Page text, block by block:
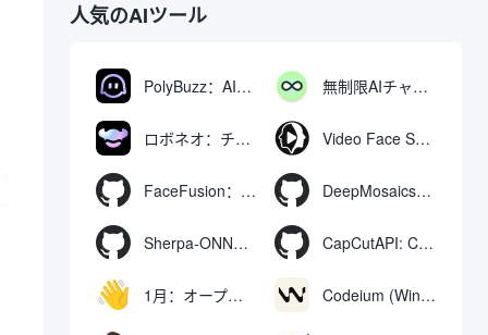
人気のAIツール
PolyBuzz：AIキャラクターと交流できる無料チャット＆ロールプレイングプラットフォーム 無制限AIチャット：無料無制限AIチャットツール
ロボネオ：チャットで動画や画像を生成・編集するAIツール Video Face Swap
FaceFusion：ビデオ顔交換強化ツール｜音声同期ビデオ口の動き DeepMosaics：画像やビデオからモザイクを自動的に除去したり、モザイクを追加したりする。
Sherpa-ONNX: ONNXRuntimeによるオフライン音声認識と合成 CapCutAPI: CapCutビデオクリップの自動制御用オープンソースツール
1月：オープンソースのオフラインAIアシスタント、ChatGPTの代替、ローカルAIモデルの実行またはクラウドAIへの接続 Codeium (Windsurf Editor): 無料のAIコード補完＆チャットツール。